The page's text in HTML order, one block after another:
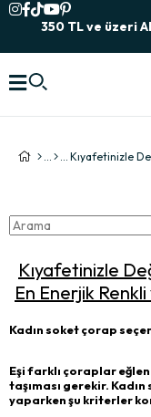
350 TL ve üzeri
Kıyafetinizle
En Enerjik
Kadın soket çorap
Eşi farklı çoraplar
taşıması gerekir.
yaparken şu kriterler